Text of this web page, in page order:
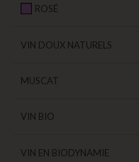
ROSÉ
VIN DOUX NATURELS
MUSCAT
VIN BIO
VIN EN BIODYNAMIE